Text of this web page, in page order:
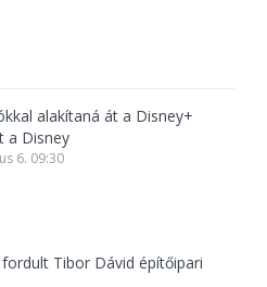
alakítaná át a Disney+
a Disney
6. 09:30
Tibor Dávid építőipari